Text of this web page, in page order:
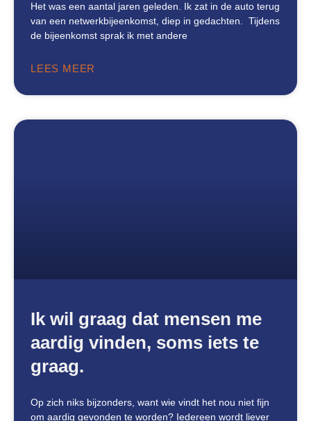
Het was een aantal jaren geleden. Ik zat in de auto terug
van een netwerkbijeenkomst, diep in gedachten. Tijdens
de bijeenkomst sprak ik met andere
LEES MEER
Ik wil graag dat mensen me
aardig vinden, soms iets te
graag.
Op zich niks bijzonders, want wie vindt het nou niet fijn
om aardig gevonden te worden? Iedereen wordt liever